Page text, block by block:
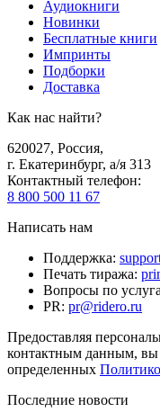
Аудиокниги
Новинки
Бесплатные книги
Импринты
Подборки
Доставка
Как нас найти?
620027, Россия,
г. Екатеринбург, а/я 313
Контактный телефон:
8 800 500 11 67
Написать нам
Поддержка:
Печать тиража:
Вопросы по
PR: pr@ridero.ru
Предоставляя
контактным данным, вы
определенных
Последние новости